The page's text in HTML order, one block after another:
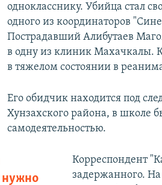
однокласснику. Убийца стал
одного из координаторов
Пострадавший Алибутаев
в одну из клиник Махачкалы.
в тяжелом состоянии в
Его обидчик находится под
Хунзахского района, в школе
самодеятельностью.
нужно
Корреспондент
задержанного. На